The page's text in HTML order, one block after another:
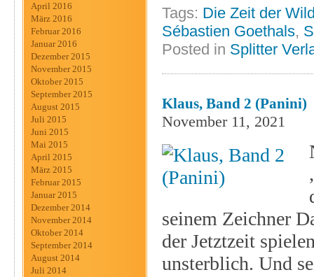
April 2016
März 2016
Februar 2016
Januar 2016
Dezember 2015
November 2015
Oktober 2015
September 2015
August 2015
Juli 2015
Juni 2015
Mai 2015
April 2015
März 2015
Februar 2015
Januar 2015
Dezember 2014
November 2014
Oktober 2014
September 2014
August 2014
Juli 2014
Tags: Die Zeit der
Sébastien Goethals,
Posted in Splitter
Klaus, Band 2 (Panini)
November 11, 2021
seinem Zeichner
der Jetztzeit
unsterblich. Und